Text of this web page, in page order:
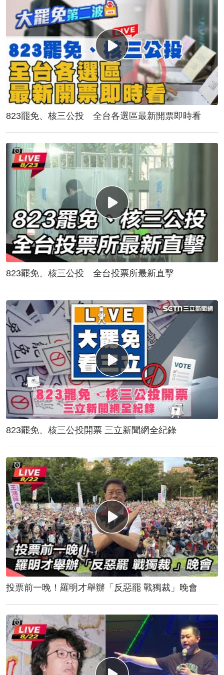
823罷免、核三公投 全台各選區最新開票即時看
823罷免、核三公投 全台投票所最新直擊
823罷免、核三公投開票 三立新聞網全紀錄
投票前一晚！羅明才舉辦「反惡罷 戰獨裁」晚會